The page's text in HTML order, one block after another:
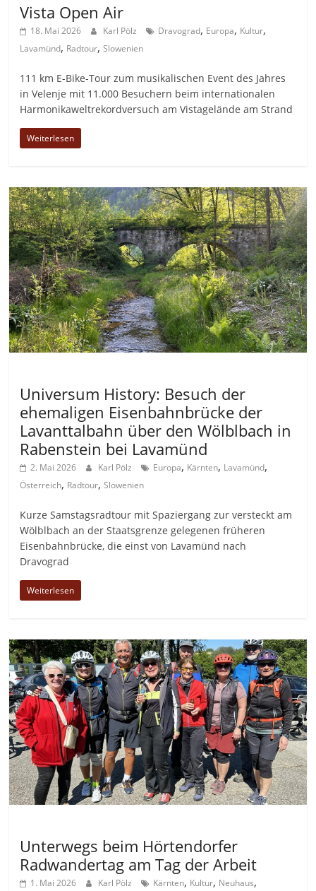
Vista Open Air
18. Mai 2026 Karl Pölz Dravograd, Europa, Kultur,
Lavamünd, Radtour,Slowenien
111 km E-Bike-Tour zum musikalischen Event des Jahres
in Velenje mit 11.000 Besuchern beim internationalen
Harmonikaweltrekordversuch am Vistagelände am Strand
Weiterlesen
Universum History: Besuch der
ehemaligen Eisenbahnbrücke der
Lavanttalbahn über den Wölblbach in
Rabenstein bei Lavamünd
2. Mai 2026 Karl Pölz Europa, Kärnten, Lavamünd,
Österreich, Radtour,Slowenien
Kurze Samstagsradtour mit Spaziergang zur versteckt am
Wölblbach an der Staatsgrenze gelegenen früheren
Eisenbahnbrücke, die einst von Lavamünd nach
Dravograd
Weiterlesen
Unterwegs beim Hörtendorfer
Radwandertag am Tag der Arbeit
1. Mai 2026 Karl Pölz Kärnten, Kultur, Neuhaus,